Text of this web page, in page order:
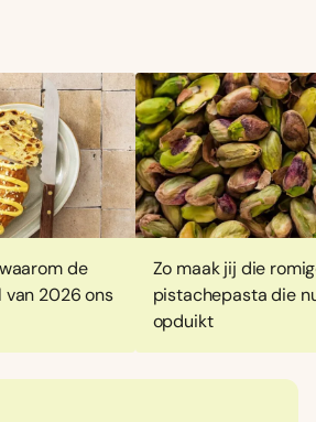
de
van 2026 ons
Zo maak jij die
pistachepasta die
opduikt